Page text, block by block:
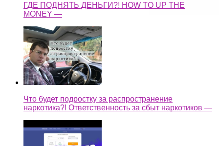
ГДЕ ПОДНЯТЬ ДЕНЬГИ?! HOW TO UP THE
MONEY —
Что будет подростку за распространение
наркотика?! Ответственность за сбыт наркотиков —